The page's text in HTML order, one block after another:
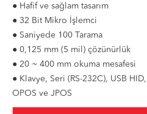
● Hafif ve sağlam tasarım
● 32 Bit Mikro İşlemci
● Saniyede 100 Tarama
● 0,125 mm (5 mil) çözünürlük
● 20 ~ 400 mm okuma mesafesi
● Klavye, Seri (RS-232C), USB
OPOS ve JPOS